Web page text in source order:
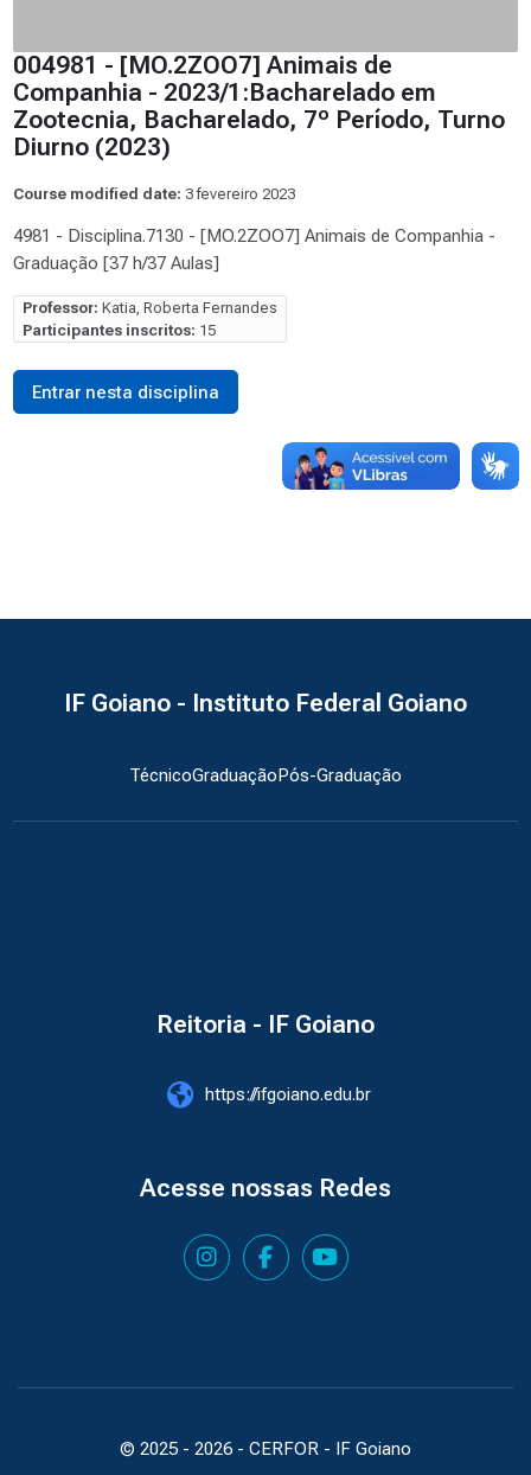
004981 - [MO.2ZOO7] Animais de
Companhia - 2023/1:Bacharelado em
Zootecnia, Bacharelado, 7º Período, Turno
Diurno (2023)
Course modified date: 3 fevereiro 2023
4981 - Disciplina.7130 - [MO.2ZOO7] Animais de Companhia -
Graduação [37 h/37 Aulas]
Professor: Katia, Roberta Fernandes
Participantes inscritos: 15
Entrar nesta disciplina
IF Goiano - Instituto Federal Goiano
TécnicoGraduaçãoPós-Graduação
Reitoria - IF Goiano
https://ifgoiano.edu.br
Acesse nossas Redes
© 2025 - 2026 - CERFOR - IF Goiano